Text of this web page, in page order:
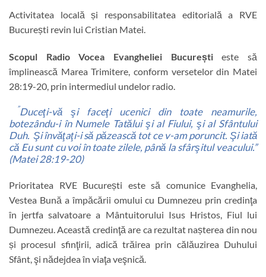
Activitatea locală și responsabilitatea editorială a RVE
București revin lui Cristian Matei.
Scopul Radio Vocea Evangheliei Bucureștieste să
împlinească Marea Trimitere, conform versetelor din Matei
28:19-20, prin intermediul undelor radio.
”Duceţi-vă şi faceţi ucenici din toate neamurile,
botezându-i în Numele Tatălui şi al Fiului, şi al Sfântului
Duh. Şi învăţaţi-i să păzească tot ce v-am poruncit. Şi iată
că Eu sunt cu voi în toate zilele, până la sfârşitul veacului.”
(Matei 28:19-20)
Prioritatea RVE București este să comunice Evanghelia,
Vestea Bună a împăcării omului cu Dumnezeu prin credinţa
în jertfa salvatoare a Mântuitorului Isus Hristos, Fiul lui
Dumnezeu. Această credinţă are ca rezultat nașterea din nou
și procesul sfinţirii, adică trăirea prin călăuzirea Duhului
Sfânt, şi nădejdea în viaţa veşnică.